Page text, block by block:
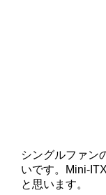
シングルファン
いです。Mini-
と思います。